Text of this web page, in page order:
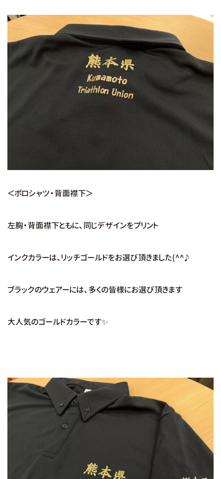
＜ポロシャツ・背面襟下＞
左胸・背面襟下ともに、同じデザインをプリント
インクカラーは、リッチゴールドをお選び頂きました(^^♪
ブラックのウェアーには、多くの皆様にお選び頂きます
大人気のゴールドカラーです✨